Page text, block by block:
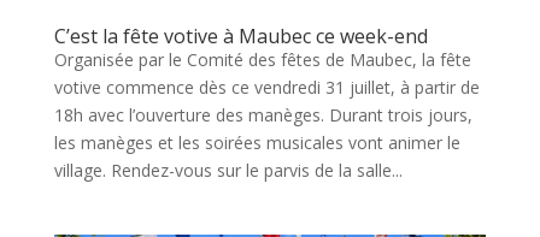
C’est la fête votive à Maubec ce week-end
Organisée par le Comité des fêtes de Maubec, la fête
votive commence dès ce vendredi 31 juillet, à partir de
18h avec l’ouverture des manèges. Durant trois jours,
les manèges et les soirées musicales vont animer le
village. Rendez-vous sur le parvis de la salle...